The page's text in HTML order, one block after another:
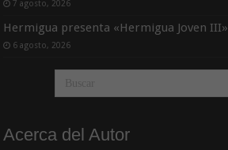
7 agosto, 2026
Hermigua presenta «Hermigua Joven III»
6 agosto, 2026
Acerca del Autor